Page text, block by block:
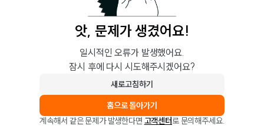
앗, 문제가 생겼어요!
일시적인 오류가 발생했어요.
잠시 후에 다시 시도해주시겠어요?
새로고침하기
홈으로 돌아가기
계속해서 같은 문제가 발생한다면 고객센터로 문의해주세요.